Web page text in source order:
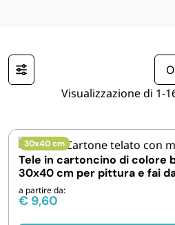
PERSONA E MEDICALI
AVVOLGENTI E
Visualizzazione di 1-
30x40 cm
Tele in cartoncino di colore
30x40 cm per pittura e fai
a partire da:
€ 9,60